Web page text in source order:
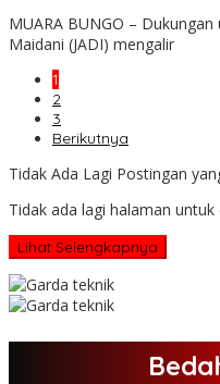
MUARA BUNGO –
Maidani (JADI) mengalir
1
2
3
Berikutnya
Tidak Ada Lagi Postingan
Tidak ada lagi halaman untuk
Lihat Selengkapnya